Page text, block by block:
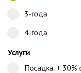
3-года
4-года
Услуги
Посадка. + 30%